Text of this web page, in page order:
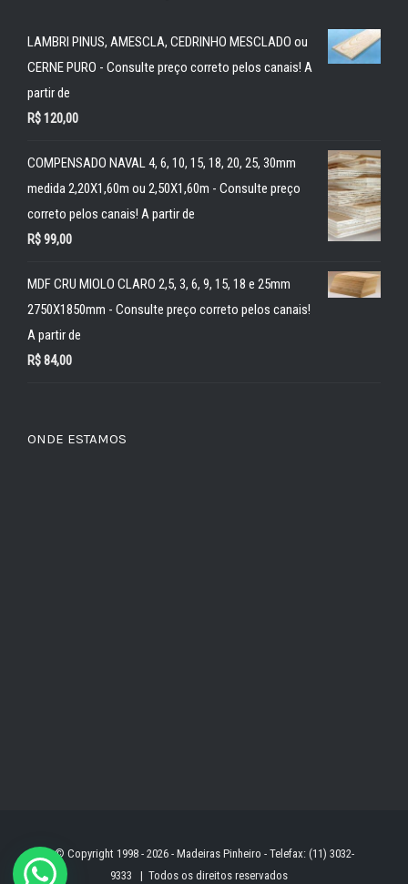
LAMBRI PINUS, AMESCLA, CEDRINHO MESCLADO ou
CERNE PURO - Consulte preço correto pelos canais! A
partir de
R$120,00
COMPENSADO NAVAL 4, 6, 10, 15, 18, 20, 25, 30mm
medida 2,20X1,60m ou 2,50X1,60m - Consulte preço
correto pelos canais! A partir de
R$99,00
MDF CRU MIOLO CLARO 2,5, 3, 6, 9, 15, 18 e 25mm
2750X1850mm - Consulte preço correto pelos canais!
A partir de
R$84,00
ONDE ESTAMOS
© Copyright 1998 - 2026 - Madeiras Pinheiro - Telefax: (11) 3032-
9333 | Todos os direitos reservados